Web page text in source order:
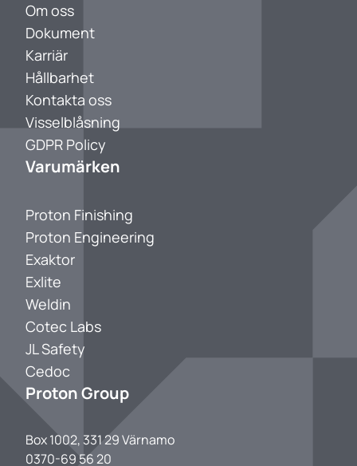
Om oss
Dokument
Karriär
Hållbarhet
Kontakta oss
Visselblåsning
GDPR Policy
Varumärken
Proton Finishing
Proton Engineering
Exaktor
Exlite
Weldin
Cotec Labs
JL Safety
Cedoc
Proton Group
Box 1002, 331 29 Värnamo
0370-69 56 20